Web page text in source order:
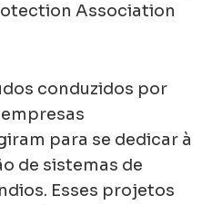
Association
conduzidos por
para se dedicar à
de sistemas de
Esses projetos